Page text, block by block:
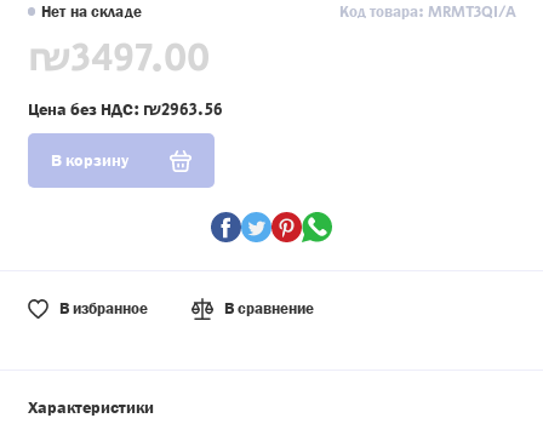
Нет на складе Код товара: MRMT3QI/A
₪3497.00
Цена без НДС: ₪2963.56
В корзину
В избранное В сравнение
Характеристики